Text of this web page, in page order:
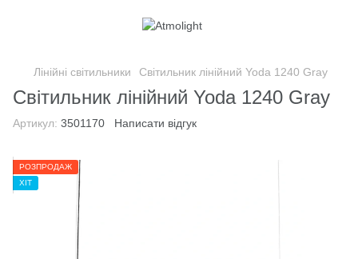
Лінійні світильники Світильник лінійний Yoda 1240 Gray
Світильник лінійний Yoda 1240 Gray
Артикул: 3501170 Написати відгук
РОЗПРОДАЖ
ХІТ